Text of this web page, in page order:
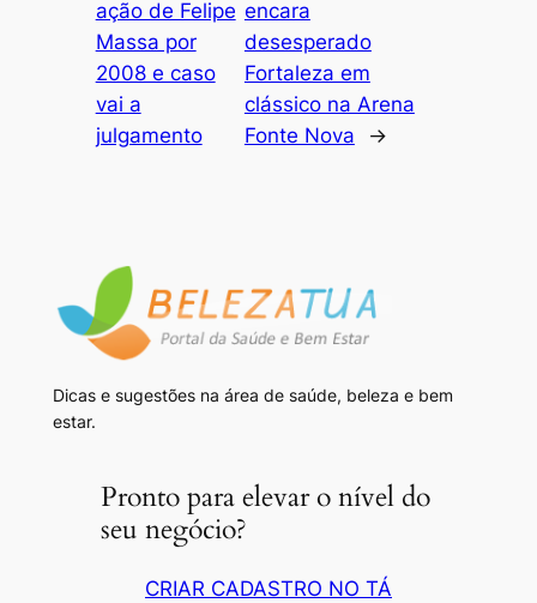
ação de Felipe
Massa por
2008 e caso
vai a
julgamento
encara
desesperado
Fortaleza em
clássico na Arena
Fonte Nova
→
Dicas e sugestões na área de saúde, beleza e bem
estar.
Pronto para elevar o nível do
seu negócio?
CRIAR CADASTRO NO TÁ